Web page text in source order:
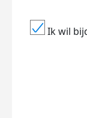
Ik wil